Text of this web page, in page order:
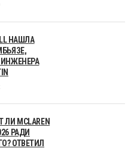
НАШЛА
MCLAREN
РАДИ
ОТВЕТИЛ